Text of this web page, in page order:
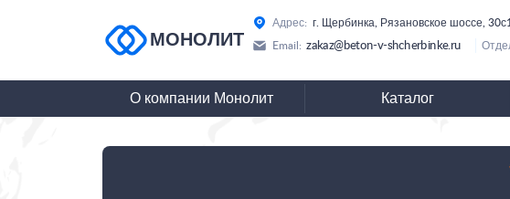
МОНОЛИТ
Адрес: г. Щербинка, Рязановское шоссе,
Email: zakaz@beton-v-shcherbinke.ru
О компании Монолит Каталог